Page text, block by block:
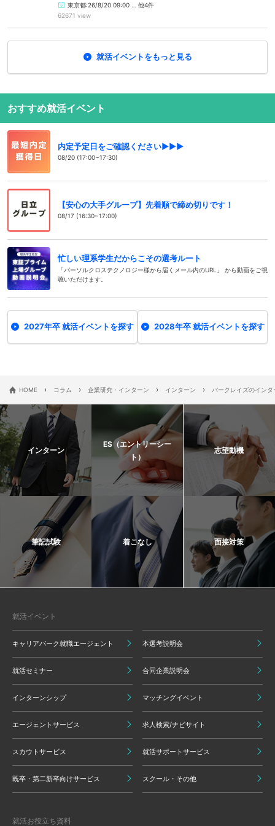
東京都:26/8/20 09:00 … 他4件
62671 view
就活イベントをもっと見る
おすすめ就活イベント
内定予定日をご確認ください▶▶▶
08/20 (17:00~17:30)
【安心の大手グループ】先着順で締め切りです！
08/17 (16:30~17:00)
忙しい理系学生だからこその選考ルート
「パーソルクロステクノロジー様から届くメール内のURL」 から動画をご視
聴いただけます。
2027年卒 就活イベントを探す 2028年卒 就活イベントを探す
HOME › コラム › 企業研究・インターン › インターン › バークレイズのイン
インターン
ES（エントリーシー
ト）
志望動機
筆記試験 着こなし 面接対策
就活イベント
キャリアパーク就職エージェント 本選考説明会
就活セミナー 合同企業説明会
インターンシップ マッチングイベント
エージェントサービス 求人検索/ナビサイト
スカウトサービス 就活サポートサービス
既卒・第二新卒向けサービス スクール・その他
就活お役立ち資料